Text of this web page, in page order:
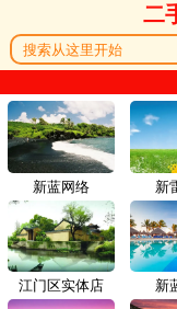
二
新蓝网络 新
江门区实体店 新